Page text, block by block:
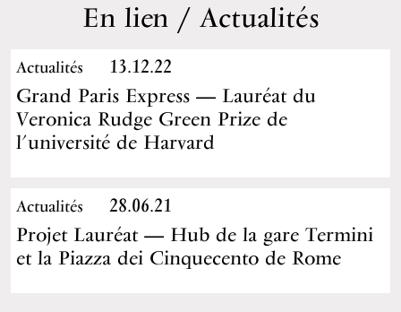
En lien / Actualités
Actualités
13.12.22
Grand Paris Express — Lauréat du
Veronica Rudge Green Prize de
l’université de Harvard
Actualités
28.06.21
Projet Lauréat — Hub de la gare Termini
et la Piazza dei Cinquecento de Rome